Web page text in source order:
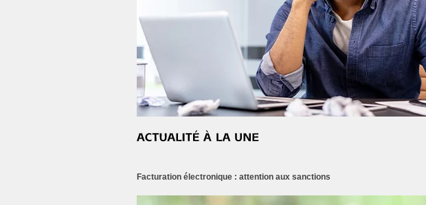
Facturation électronique : attention aux sanctions